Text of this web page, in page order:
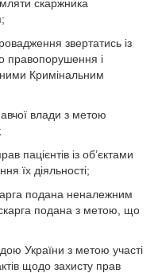
скаржника
звертатись із
правопорушення і
Кримінальним
влади з метою
пацієнтів із об’єктами
їх діяльності;
подана неналежним
подана з метою, що
України з метою участі
щодо захисту прав